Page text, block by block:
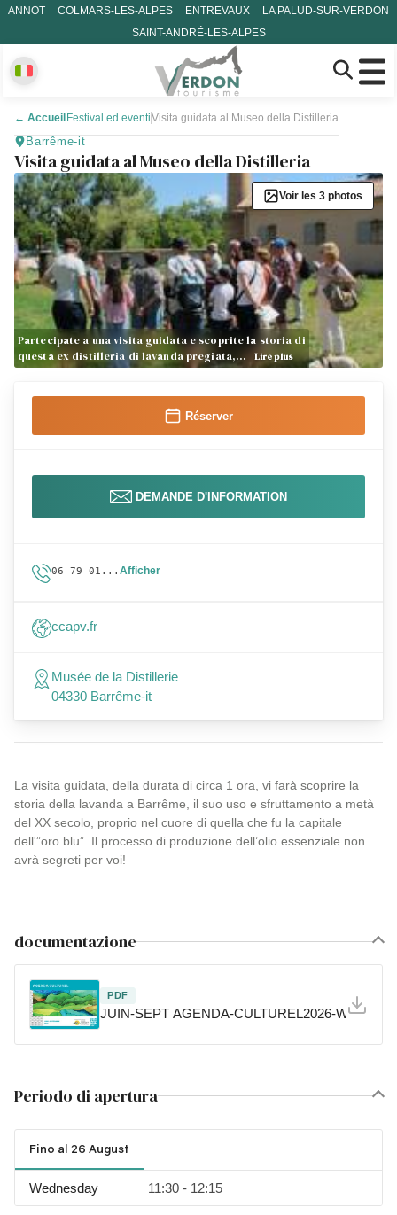
ANNOT COLMARS-LES-ALPES ENTREVAUX
LA PALUD-SUR-VERDON
SAINT-ANDRÉ-LES-ALPES
← Accueil Festival ed eventiVisita guidata al Museo della Distilleria
Barrême-it
Visita guidata al Museo della Distilleria
Partecipate a una visita guidata e scoprite la storia di
questa ex distilleria di lavanda pregiata,…
Lire plus
Voir les 3 photos
La visita guidata, della durata di circa 1 ora, vi farà scoprire la
storia della lavanda a Barrême, il suo uso e sfruttamento a metà
del XX secolo, proprio nel cuore di quella che fu la capitale
dell'”oro blu”. Il processo di produzione dell’olio essenziale non
avrà segreti per voi!
documentazione
PDF
JUIN-SEPT AGENDA-CULTUREL2026-WEB.pdf
Periodo di apertura
Fino al 26 August
Wednesday 11:30 - 12:15
Réserver
DEMANDE D'INFORMATION
06 79 01... Afficher
ccapv.fr
Musée de la Distillerie
04330 Barrême-it